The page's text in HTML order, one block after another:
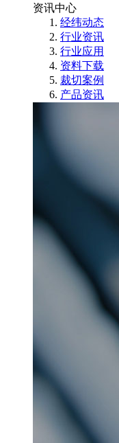
资讯中心
经纬动态
行业资讯
行业应用
资料下载
裁切案例
产品资讯